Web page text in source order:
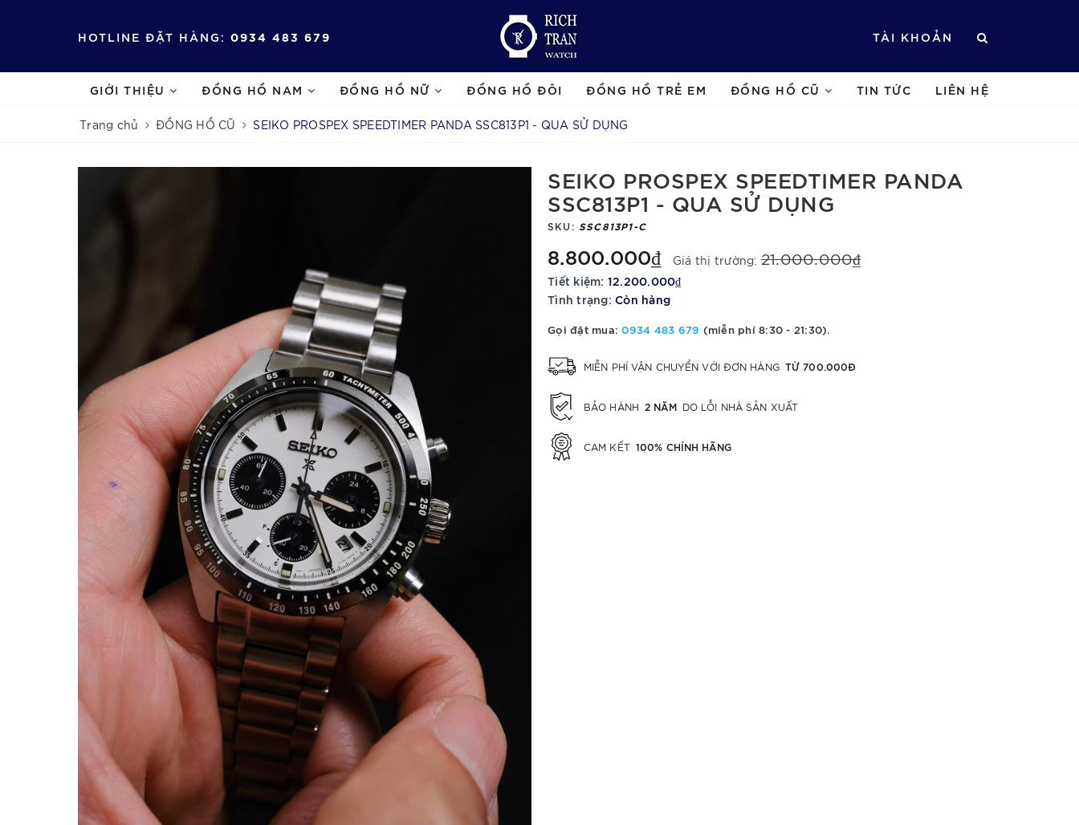
HOTLINE ĐẶT HÀNG: 0934 483 679 TÀI KHOẢN
GIỚI THIỆU ĐỒNG HỒ NAM ĐỒNG HỒ NỮ ĐỒNG HỒ ĐÔI ĐỒNG HỒ TRẺ EM ĐỒNG HỒ CŨ TIN TỨC LIÊN HỆ
Trang chủ ĐỒNG HỒ CŨ SEIKO PROSPEX SPEEDTIMER PANDA SSC813P1 - QUA SỬ DỤNG
SEIKO PROSPEX SPEEDTIMER PANDA
SSC813P1 - QUA SỬ DỤNG
SKU: SSC813P1-C
8.800.000₫ Giá thị trường:21.000.000₫
Tiết kiệm: 12.200.000₫
Tình trạng: Còn hàng
Gọi đặt mua:0934 483 679 (miễn phí 8:30 - 21:30).
MIỄN PHÍ VẬN CHUYỂN VỚI ĐƠN HÀNG TỪ 700.000Đ
BẢO HÀNH 2 NĂM DO LỖI NHÀ SẢN XUẤT
CAM KẾT 100% CHÍNH HÃNG